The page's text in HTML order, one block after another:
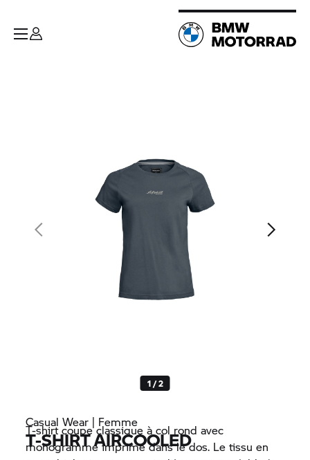
1 / 2
Casual Wear | Femme
T-SHIRT AIRCOOLED
T-shirt coupe classique à col rond avec
monogramme imprimé dans le dos. Le tissu en